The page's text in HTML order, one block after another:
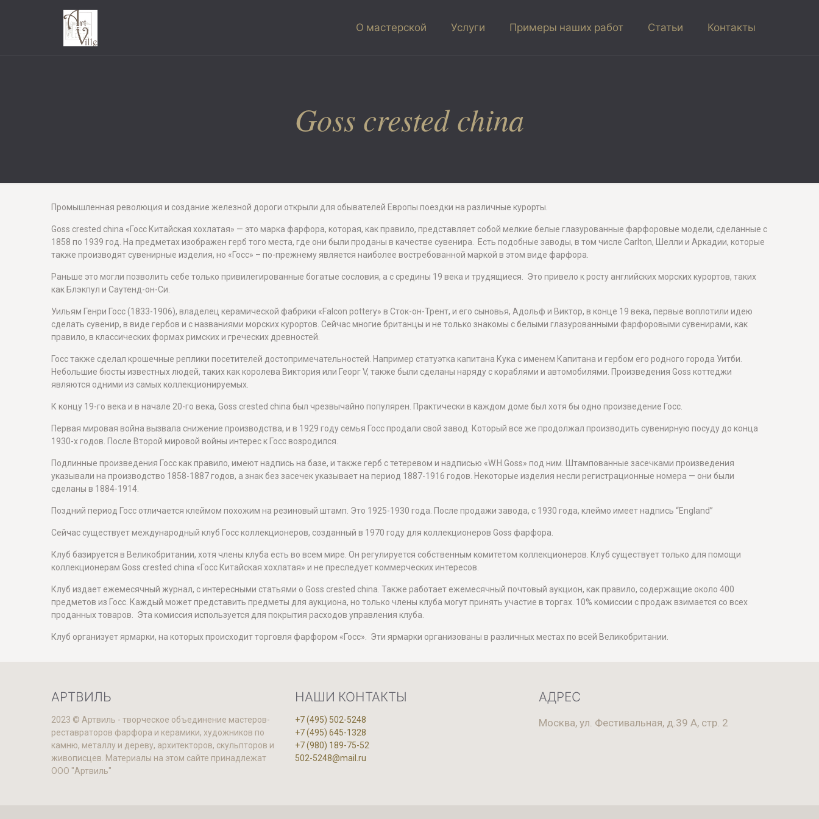
О мастерской Услуги Примеры наших работ Статьи Контакты
Goss crested china
Промышленная революция и создание железной дороги открыли для обывателей Европы поездки на различные курорты.
Goss crested china «Госс Китайская хохлатая» — это марка фарфора, которая, как правило, представляет собой мелкие белые глазурованные фарфоровые модели, сделанные с
1858 по 1939 год. На предметах изображен герб того места, где они были проданы в качестве сувенира. Есть подобные заводы, в том числе Carlton, Шелли и Аркадии, которые
также производят сувенирные изделия, но «Госс» – по-прежнему является наиболее востребованной маркой в этом виде фарфора.
Раньше это могли позволить себе только привилегированные богатые сословия, а с средины 19 века и трудящиеся. Это привело к росту английских морских курортов, таких
как Блэкпул и Саутенд-он-Си.
Уильям Генри Госс (1833-1906), владелец керамической фабрики «Falcon pottery» в Сток-он-Трент, и его сыновья, Адольф и Виктор, в конце 19 века, первые воплотили идею
сделать сувенир, в виде гербов и с названиями морских курортов. Сейчас многие британцы и не только знакомы с белыми глазурованными фарфоровыми сувенирами, как
правило, в классических формах римских и греческих древностей.
Госс также сделал крошечные реплики посетителей достопримечательностей. Например статуэтка капитана Кука с именем Капитана и гербом его родного города Уитби.
Небольшие бюсты известных людей, таких как королева Виктория или Георг V, также были сделаны наряду с кораблями и автомобилями. Произведения Goss коттеджи
являются одними из самых коллекционируемых.
К концу 19-го века и в начале 20-го века, Goss crested china был чрезвычайно популярен. Практически в каждом доме был хотя бы одно произведение Госс.
Первая мировая война вызвала снижение производства, и в 1929 году семья Госс продали свой завод. Который все же продолжал производить сувенирную посуду до конца
1930-х годов. После Второй мировой войны интерес к Госс возродился.
Подлинные произведения Госс как правило, имеют надпись на базе, и также герб с тетеревом и надписью «W.H.Goss» под ним. Штампованные засечками произведения
указывали на производство 1858-1887 годов, а знак без засечек указывает на период 1887-1916 годов. Некоторые изделия несли регистрационные номера — они были
сделаны в 1884-1914.
Поздний период Госс отличается клеймом похожим на резиновый штамп. Это 1925-1930 года. После продажи завода, с 1930 года, клеймо имеет надпись “England”
Сейчас существует международный клуб Госс коллекционеров, созданный в 1970 году для коллекционеров Goss фарфора.
Клуб базируется в Великобритании, хотя члены клуба есть во всем мире. Он регулируется собственным комитетом коллекционеров. Клуб существует только для помощи
коллекционерам Goss crested china «Госс Китайская хохлатая» и не преследует коммерческих интересов.
Клуб издает ежемесячный журнал, с интересными статьями о Goss crested china. Также работает ежемесячный почтовый аукцион, как правило, содержащие около 400
предметов из Госс. Каждый может представить предметы для аукциона, но только члены клуба могут принять участие в торгах. 10% комиссии с продаж взимается со всех
проданных товаров. Эта комиссия используется для покрытия расходов управления клуба.
Клуб организует ярмарки, на которых происходит торговля фарфором «Госс». Эти ярмарки организованы в различных местах по всей Великобритании.
АРТВИЛЬ
2023 © Артвиль - творческое объединение мастеров-
реставраторов фарфора и керамики, художников по
камню, металлу и дереву, архитекторов, скульпторов и
живописцев. Материалы на этом сайте принадлежат
ООО "Артвиль"
НАШИ КОНТАКТЫ
+7 (495) 502-5248
+7 (495) 645-1328
+7 (980) 189-75-52
502-5248@mail.ru
АДРЕС
Москва, ул. Фестивальная, д.39 А, стр. 2